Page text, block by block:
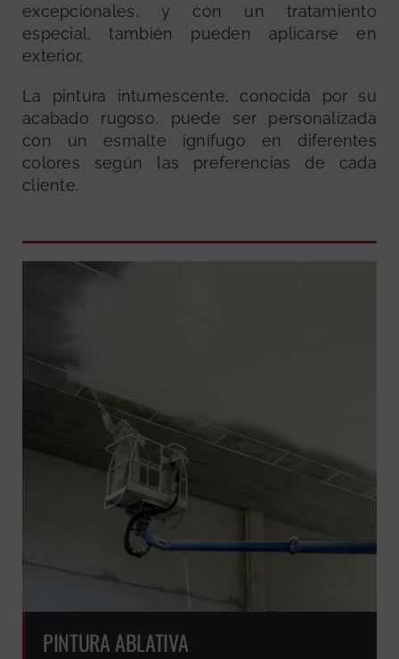
excepcionales, y con un tratamiento
especial, también pueden aplicarse en
exterior.
La pintura intumescente, conocida por su
acabado rugoso, puede ser personalizada
con un esmalte ignífugo en diferentes
colores según las preferencias de cada
cliente.
PINTURA ABLATIVA